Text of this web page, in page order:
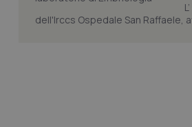
dell'Irccs Ospedale San Raffaele,